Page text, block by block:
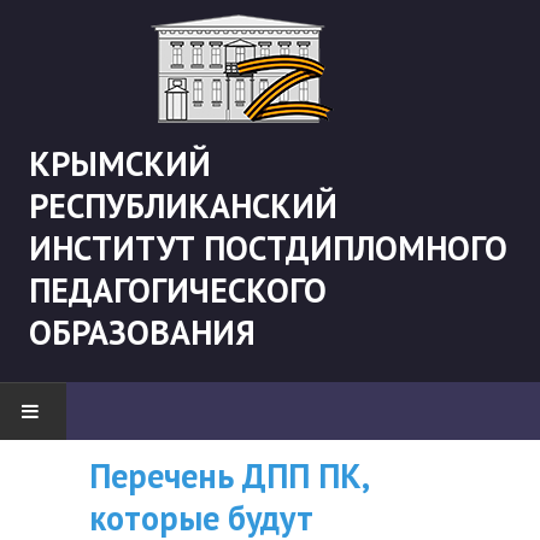
КРЫМСКИЙ
РЕСПУБЛИКАНСКИЙ
ИНСТИТУТ ПОСТДИПЛОМНОГО
ПЕДАГОГИЧЕСКОГО
ОБРАЗОВАНИЯ
НОВОСТИ
"Боевая" русистика
ВНИМАНИЮ
СЛУШАТЕЛЕЙ, У
Перечень ДПП ПК,
которые будут
Рекомендации «Об
организации